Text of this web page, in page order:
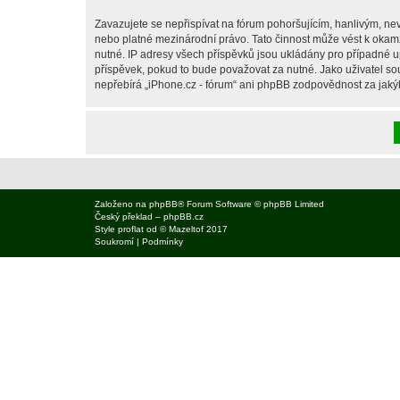
Zavazujete se nepřispívat na fórum pohoršujícím, hanlivým,
nebo platné mezinárodní právo. Tato činnost může vést k
nutné. IP adresy všech příspěvků jsou ukládány pro případné
příspěvek, pokud to bude považovat za nutné. Jako uživatel
nepřebírá „iPhone.cz - fórum“ ani phpBB zodpovědnost za
Založeno na phpBB® Forum Software © phpBB Limited
Český překlad – phpBB.cz
Style proflat od ©Mazeltof 2017
Soukromí | Podmínky